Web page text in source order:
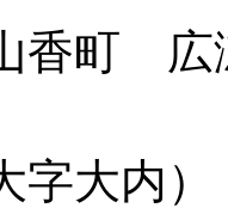
香町 広
大内）